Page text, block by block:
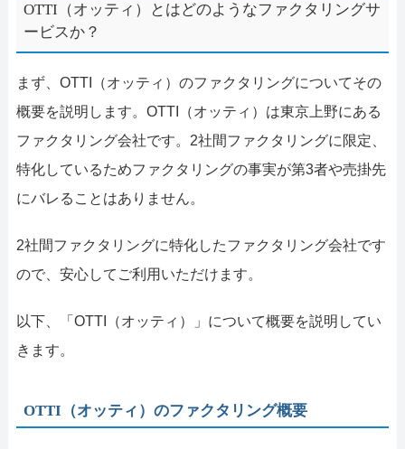
OTTI（オッティ）とはどのようなファクタリングサ
ービスか？
まず、OTTI（オッティ）のファクタリングについてその
概要を説明します。OTTI（オッティ）は東京上野にある
ファクタリング会社です。2社間ファクタリングに限定、
特化しているためファクタリングの事実が第3者や売掛先
にバレることはありません。
2社間ファクタリングに特化したファクタリング会社です
ので、安心してご利用いただけます。
以下、「OTTI（オッティ）」について概要を説明してい
きます。
OTTI（オッティ）のファクタリング概要